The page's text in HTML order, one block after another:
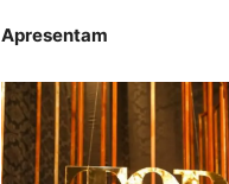
Apresentam